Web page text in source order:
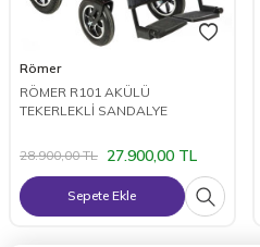
Römer
RÖMER R101 AKÜLÜ
TEKERLEKLİ SANDALYE
28.900,00TL 27.900,00 TL
Sepete Ekle